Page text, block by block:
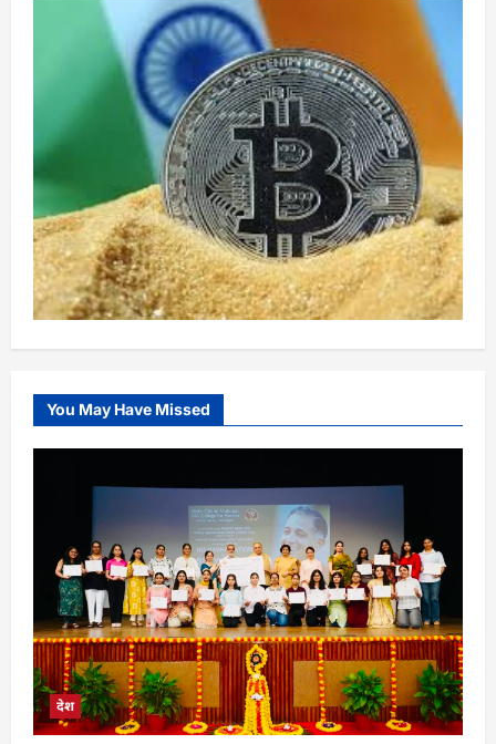
You May Have Missed
देश